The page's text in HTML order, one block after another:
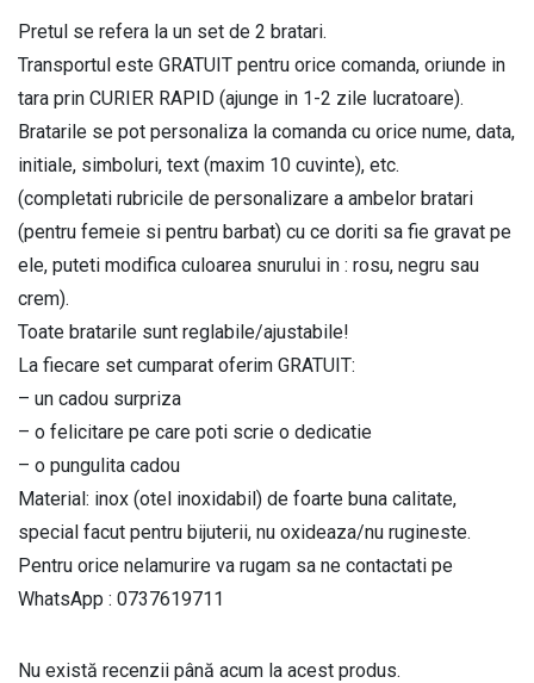
cupluri
cu
mesajul
Te
iubesc
forever
si
initiale
la
alegere
BPC567
quantity
Pretul se refera la un set de 2 bratari.
Transportul este GRATUIT pentru orice comanda, oriunde in
tara prin CURIER RAPID (ajunge in 1-2 zile lucratoare).
Bratarile se pot personaliza la comanda cu orice nume, data,
initiale, simboluri, text (maxim 10 cuvinte), etc.
(completati rubricile de personalizare a ambelor bratari
(pentru femeie si pentru barbat) cu ce doriti sa fie gravat pe
ele, puteti modifica culoarea snurului in : rosu, negru sau
crem).
Toate bratarile sunt reglabile/ajustabile!
La fiecare set cumparat oferim GRATUIT:
– un cadou surpriza
– o felicitare pe care poti scrie o dedicatie
– o pungulita cadou
Material: inox (otel inoxidabil) de foarte buna calitate,
special facut pentru bijuterii, nu oxideaza/nu rugineste.
Pentru orice nelamurire va rugam sa ne contactati pe
WhatsApp : 0737619711
Nu există recenzii până acum la acest produs.